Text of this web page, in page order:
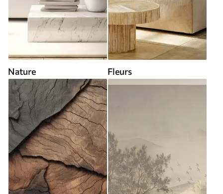
Nature Fleurs